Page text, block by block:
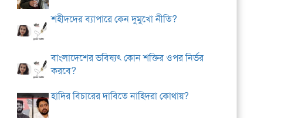
শহীদদের ব্যাপারে কেন দুমুখো নীতি?
বাংলাদেশের ভবিষ্যৎ কোন শক্তির ওপর নির্ভর
করবে?
হাদির বিচারের দাবিতে নাহিদরা কোথায়?